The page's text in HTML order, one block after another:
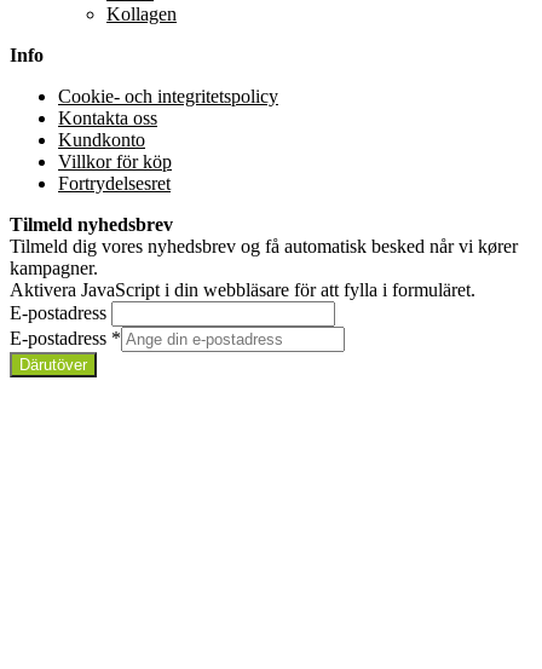
Kollagen
Info
Cookie- och integritetspolicy
Kontakta oss
Kundkonto
Villkor för köp
Fortrydelsesret
Tilmeld nyhedsbrev
Tilmeld dig vores nyhedsbrev og få automatisk besked når vi kører
kampagner.
Aktivera JavaScript i din webbläsare för att fylla i formuläret.
E-postadress
E-postadress *
Därutöver